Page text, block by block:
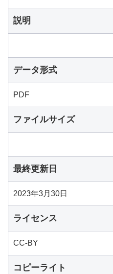
説明
データ形式
PDF
ファイルサイズ
最終更新日
2023年3月30日
ライセンス
CC-BY
コピーライト